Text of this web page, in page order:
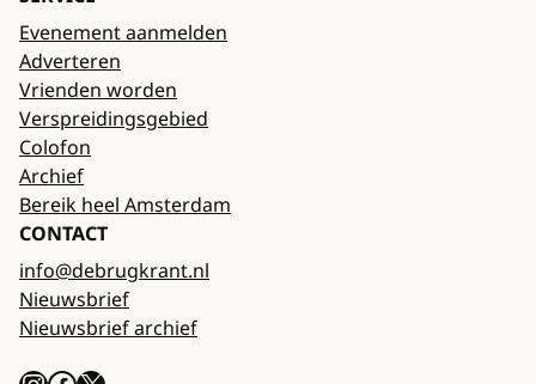
Evenement aanmelden
Adverteren
Vrienden worden
Verspreidingsgebied
Colofon
Archief
Bereik heel Amsterdam
CONTACT
info@debrugkrant.nl
Nieuwsbrief
Nieuwsbrief archief